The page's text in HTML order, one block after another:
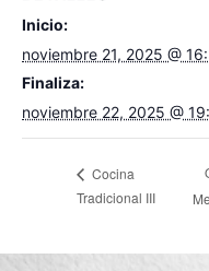
Inicio:
noviembre 21, 2025 @
Finaliza:
noviembre 22, 2025 @
Cocina
Tradicional III